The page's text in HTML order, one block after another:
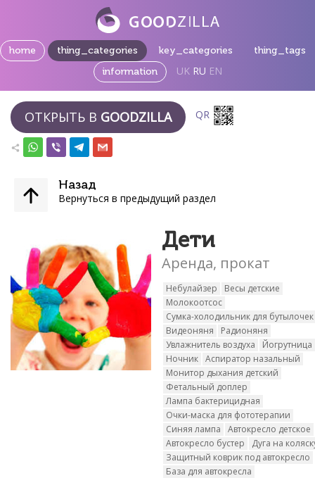
home thing_categories key_categories
thing_tags
information
UK RU EN
ОТКРЫТЬ В GOODZILLA QR
Назад
Вернуться в предыдущий раздел
Дети
Аренда, прокат
Небулайзер
Весы детские
Молокоотсос
Сумка-холодильник для бутылочек
Видеоняня
Радионяня
Увлажнитель воздуха
Йогрутница
Ночник Аспиратор назальный
Монитор дыхания детский
Фетальный доплер
Лампа бактерицидная
Очки-маска для фототерапии
Синяя лампа
Автокресло детское
Автокресло бустер
Дуга на
Защитный коврик под автокресло
База для автокресла